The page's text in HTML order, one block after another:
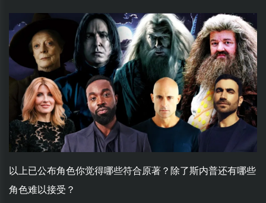
以上已公布角色你觉得哪些符合原著？除了斯内普还有哪些
角色难以接受？